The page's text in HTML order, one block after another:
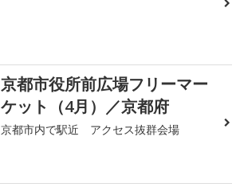
京都市役所前広場フリーマー
ケット（4月）／京都府
京都市内で駅近 アクセス抜群会場